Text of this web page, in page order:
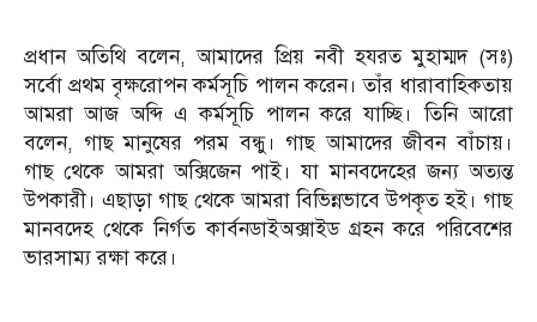
প্রধান অতিথি বলেন, আমাদের প্রিয় নবী হযরত মুহাম্মদ (সঃ)
সর্বো প্রথম বৃক্ষরোপন কর্মসূচি পালন করেন। তাঁর ধারাবাহিকতায়
আমরা আজ অব্দি এ কর্মসূচি পালন করে যাচ্ছি। তিনি আরো
বলেন, গাছ মানুষের পরম বন্ধু। গাছ আমাদের জীবন বাঁচায়।
গাছ থেকে আমরা অক্সিজেন পাই। যা মানবদেহের জন্য অত্যন্ত
উপকারী। এছাড়া গাছ থেকে আমরা বিভিন্নভাবে উপকৃত হই। গাছ
মানবদেহ থেকে নির্গত কার্বনডাইঅক্সাইড গ্রহন করে পরিবেশের
ভারসাম্য রক্ষা করে।